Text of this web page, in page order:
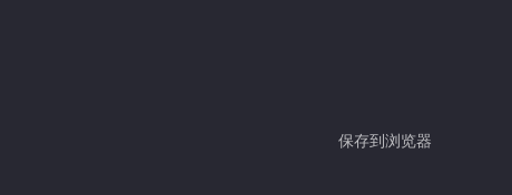
保存到浏览器